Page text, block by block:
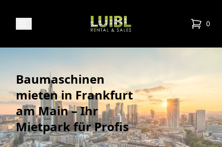
Luibl Rental & Sales 0
items
Baumaschinen
mieten in Frankfurt
am Main – Ihr
Mietpark für Profis